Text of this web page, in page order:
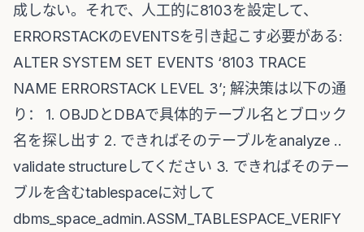
成しない。それで、人工的に8103を設定して、
ERRORSTACKのEVENTSを引き起こす必要がある:
ALTER SYSTEM SET EVENTS ‘8103 TRACE
NAME ERRORSTACK LEVEL 3’; 解決策は以下の通
り： 1. OBJDとDBAで具体的テーブル名とブロック
名を探し出す 2. できればそのテーブルをanalyze ..
validate structureしてください 3. できればそのテー
ブルを含むtablespaceに対して
dbms_space_admin.ASSM_TABLESPACE_VERIFY